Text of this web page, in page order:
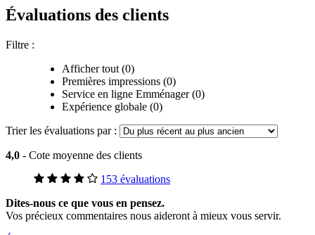
Évaluations des clients
Filtre :
Afficher tout (0)
Premières impressions (0)
Service en ligne Emménager (0)
Expérience globale (0)
Trier les évaluations par :
4,0 - Cote moyenne des clients
153 évaluations
Dites-nous ce que vous en pensez.
Vos précieux commentaires nous aideront à mieux vous servir.